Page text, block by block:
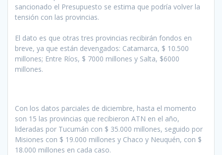
sancionado el Presupuesto se estima que podría volver la
tensión con las provincias.
El dato es que otras tres provincias recibirán fondos en
breve, ya que están devengados: Catamarca, $ 10.500
millones; Entre Ríos, $ 7000 millones y Salta, $6000
millones.
Con los datos parciales de diciembre, hasta el momento
son 15 las provincias que recibieron ATN en el año,
lideradas por Tucumán con $ 35.000 millones, seguido por
Misiones con $ 19.000 millones y Chaco y Neuquén, con $
18.000 millones en cada caso.